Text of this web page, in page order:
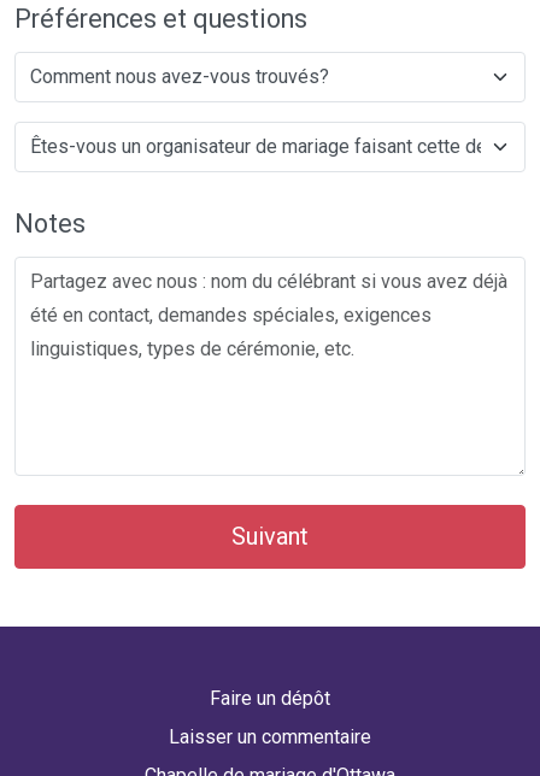
Préférences et questions
Notes
Suivant
Faire un dépôt
Laisser un commentaire